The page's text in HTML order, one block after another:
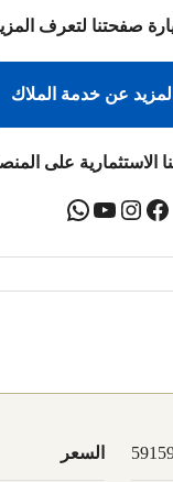
صفحتنا لتعرف
عن خدمة الملاك
على
السعر